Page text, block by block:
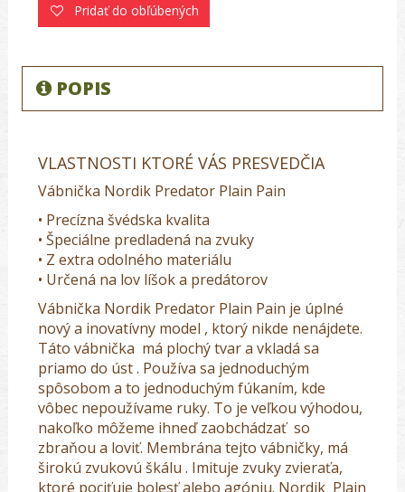
Pridať do obľúbených
POPIS
VLASTNOSTI KTORÉ VÁS PRESVEDČIA
Vábnička Nordik Predator Plain Pain
• Precízna švédska kvalita
• Špeciálne predladená na zvuky
• Z extra odolného materiálu
• Určená na lov líšok a predátorov
Vábnička Nordik Predator Plain Pain je úplné
nový a inovatívny model , ktorý nikde nenájdete.
Táto vábnička má plochý tvar a vkladá sa
priamo do úst . Používa sa jednoduchým
spôsobom a to jednoduchým fúkaním, kde
vôbec nepoužívame ruky. To je veľkou výhodou,
nakoľko môžeme ihneď zaobchádzať so
zbraňou a loviť. Membrána tejto vábničky, má
širokú zvukovú škálu . Imituje zvuky zvieraťa,
ktoré pociťuje bolesť alebo agóniu. Nordik Plain